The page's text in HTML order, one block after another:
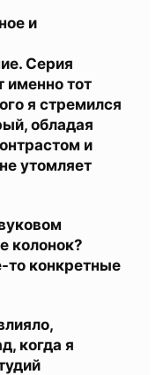
и
Серия
именно тот
я стремился
обладая
и
утомляет
колонок?
то конкретные
когда я